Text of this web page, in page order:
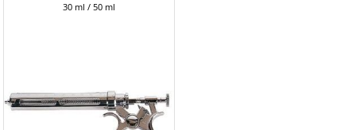
30 ml / 50 ml